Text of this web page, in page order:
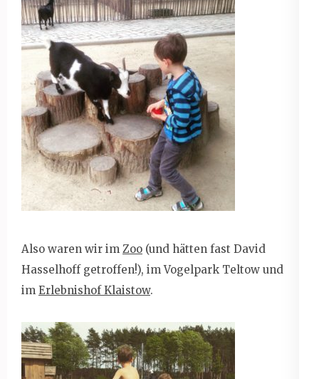
Also waren wir im Zoo (und hätten fast David
Hasselhoff getroffen!), im Vogelpark Teltow und
im Erlebnishof Klaistow.